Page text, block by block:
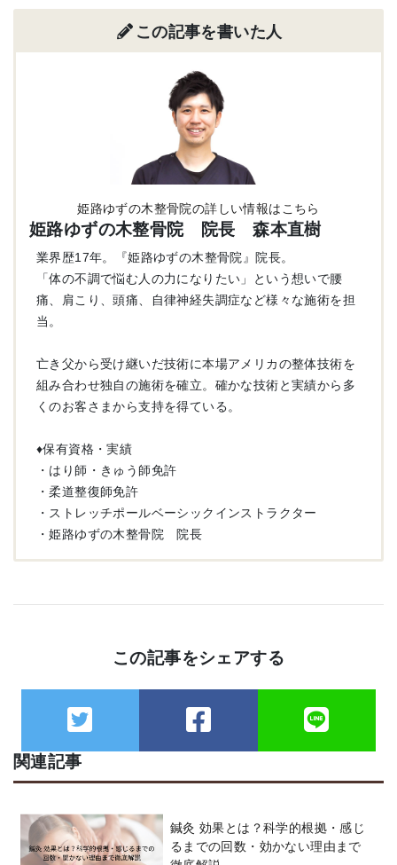
この記事を書いた人
姫路ゆずの木整骨院の詳しい情報はこちら
姫路ゆずの木整骨院 院長 森本直樹
業界歴17年。『姫路ゆずの木整骨院』院長。
「体の不調で悩む人の力になりたい」という想いで腰
痛、肩こり、頭痛、自律神経失調症など様々な施術を担
当。
亡き父から受け継いだ技術に本場アメリカの整体技術を
組み合わせ独自の施術を確立。確かな技術と実績から多
くのお客さまから支持を得ている。
♦︎保有資格・実績
・はり師・きゅう師免許
・柔道整復師免許
・ストレッチポールベーシックインストラクター
・姫路ゆずの木整骨院 院長
この記事をシェアする
関連記事
鍼灸 効果とは？科学的根拠・感じ
るまでの回数・効かない理由まで